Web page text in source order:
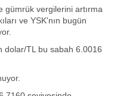
gümrük vergilerini artırma
ve YSK'nın bugün
dolar/TL bu sabah 6.0016